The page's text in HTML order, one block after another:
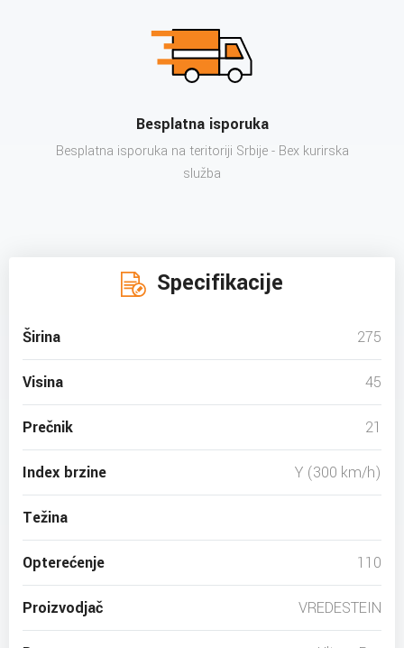
Besplatna isporuka
Besplatna isporuka na teritoriji Srbije - Bex kurirska
služba
Specifikacije
Širina 275
Visina 45
Prečnik 21
Index brzine Y (300 km/h)
Težina
Opterećenje 110
Proizvodjač VREDESTEIN